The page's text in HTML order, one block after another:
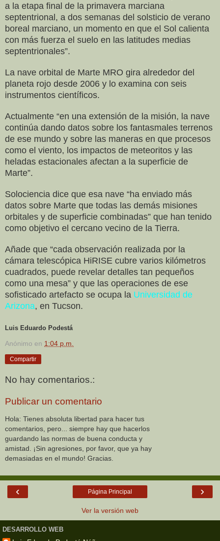
a la etapa final de la primavera marciana
septentrional, a dos semanas del solsticio de verano
boreal marciano, un momento en que el Sol calienta
con más fuerza el suelo en las latitudes medias
septentrionales”.
La nave orbital de Marte MRO gira alrededor del
planeta rojo desde 2006 y lo examina con seis
instrumentos científicos.
Actualmente “en una extensión de la misión, la nave
continúa dando datos sobre los fantasmales terrenos
de ese mundo y sobre las maneras en que procesos
como el viento, los impactos de meteoritos y las
heladas estacionales afectan a la superficie de
Marte”.
Solociencia dice que esa nave “ha enviado más
datos sobre Marte que todas las demás misiones
orbitales y de superficie combinadas” que han tenido
como objetivo el cercano vecino de la Tierra.
Añade que “cada observación realizada por la
cámara telescópica HiRISE cubre varios kilómetros
cuadrados, puede revelar detalles tan pequeños
como una mesa” y que las operaciones de ese
sofisticado artefacto se ocupa la Universidad de
Arizona, en Tucson.
Luis Eduardo Podestá
Anónimo en 1:04 p.m.
Compartir
No hay comentarios.:
Publicar un comentario
Hola: Tienes absoluta libertad para hacer tus
comentarios, pero... siempre hay que hacerlos
guardando las normas de buena conducta y
amistad. ¡Sin agresiones, por favor, que ya hay
demasiadas en el mundo! Gracias.
‹ ›
Página Principal
Ver la versión web
DESARROLLO WEB